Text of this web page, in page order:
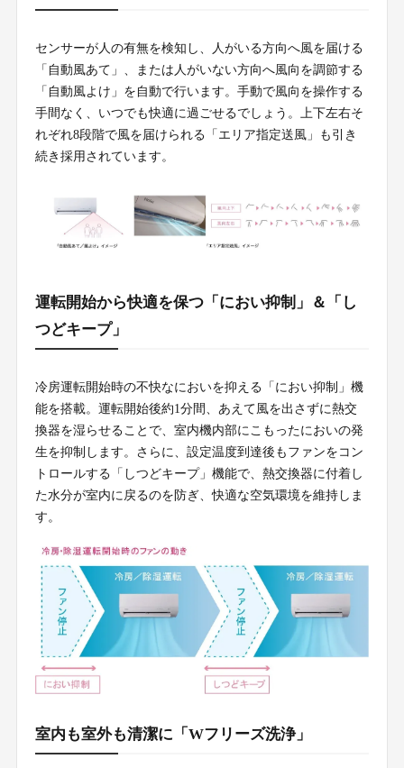
センサーが人の有無を検知し、人がいる方向へ風を届ける
「自動風あて」、または人がいない方向へ風向を調節する
「自動風よけ」を自動で行います。手動で風向を操作する
手間なく、いつでも快適に過ごせるでしょう。上下左右そ
れぞれ8段階で風を届けられる「エリア指定送風」も引き
続き採用されています。
運転開始から快適を保つ「におい抑制」＆「し
つどキープ」
冷房運転開始時の不快なにおいを抑える「におい抑制」機
能を搭載。運転開始後約1分間、あえて風を出さずに熱交
換器を湿らせることで、室内機内部にこもったにおいの発
生を抑制します。さらに、設定温度到達後もファンをコン
トロールする「しつどキープ」機能で、熱交換器に付着し
た水分が室内に戻るのを防ぎ、快適な空気環境を維持しま
す。
室内も室外も清潔に「Wフリーズ洗浄」